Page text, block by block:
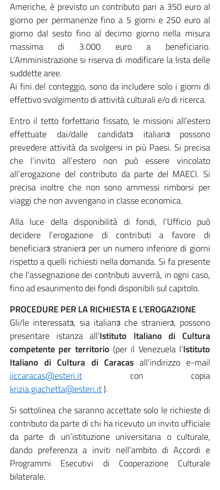
Americhe, è previsto un contributo pari a 350 euro al
giorno per permanenze fino a 5 giorni e 250 euro al
giorno dal sesto fino al decimo giorno nella misura
massima di 3.000 euro a beneficiario.
L’Amministrazione si riserva di modificare la lista delle
suddette aree.
Ai fini del conteggio, sono da includere solo i giorni di
effettivo svolgimento di attività culturali e/o di ricerca.
Entro il tetto forfettario fissato, le missioni all’estero
effettuate dai/dalle candidatɜ italianɜ possono
prevedere attività da svolgersi in più Paesi. Si precisa
che l’invito all’estero non può essere vincolato
all’erogazione del contributo da parte del MAECI. Si
precisa inoltre che non sono ammessi rimborsi per
viaggi che non avvengano in classe economica.
Alla luce della disponibilità di fondi, l’Ufficio può
decidere l’erogazione di contributi a favore di
beneficiarɜ stranierɜ per un numero inferiore di giorni
rispetto a quelli richiesti nella domanda. Si fa presente
che l’assegnazione dei contributi avverrà, in ogni caso,
fino ad esaurimento dei fondi disponibili sul capitolo.
PROCEDURE PER LA RICHIESTA E L’EROGAZIONE
Gli/le interessatɜ, sia italianɜ che stranierɜ, possono
presentare istanza all’Istituto Italiano di Cultura
competente per territorio (per il Venezuela l’Istituto
Italiano di Cultura di Caracasall’indirizzo e-mail
iiccaracas@esteri.it con copia
krizia.giachetta@esteri.it).
Si sottolinea che saranno accettate solo le richieste di
contributo da parte di chi ha ricevuto un invito ufficiale
da parte di un’istituzione universitaria o culturale,
dando preferenza a inviti nell’ambito di Accordi e
Programmi Esecutivi di Cooperazione Culturale
bilaterale.